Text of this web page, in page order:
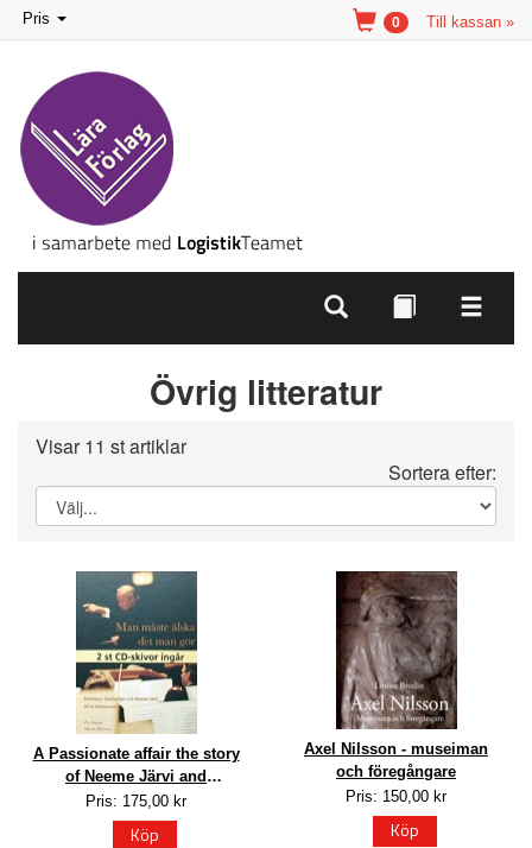
Toggle
navigation
Pris Till kassan »
0
Övrig litteratur
Visar 11 st artiklar
Sortera efter:
A Passionate affair the story
of Neeme Järvi and
Göteborgs symfoniker
Pris: 175,00 kr
Köp
Axel Nilsson - museiman
och föregångare
Pris: 150,00 kr
Köp